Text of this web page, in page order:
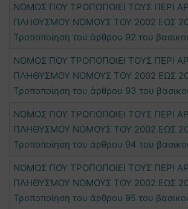
ΝΟΜΟΣ ΠΟΥ ΤΡΟΠΟΠΟΙΕΙ ΤΟΥΣ ΠΕΡΙ
ΠΛΗΘΥΣΜΟΥ ΝΟΜΟΥΣ ΤΟΥ 2002 ΕΩΣ
Τροποποίηση του άρθρου 92 του
ΝΟΜΟΣ ΠΟΥ ΤΡΟΠΟΠΟΙΕΙ ΤΟΥΣ ΠΕΡΙ
ΠΛΗΘΥΣΜΟΥ ΝΟΜΟΥΣ ΤΟΥ 2002 ΕΩΣ
Τροποποίηση του άρθρου 93 του
ΝΟΜΟΣ ΠΟΥ ΤΡΟΠΟΠΟΙΕΙ ΤΟΥΣ ΠΕΡΙ
ΠΛΗΘΥΣΜΟΥ ΝΟΜΟΥΣ ΤΟΥ 2002 ΕΩΣ
Τροποποίηση του άρθρου 94 του
ΝΟΜΟΣ ΠΟΥ ΤΡΟΠΟΠΟΙΕΙ ΤΟΥΣ ΠΕΡΙ
ΠΛΗΘΥΣΜΟΥ ΝΟΜΟΥΣ ΤΟΥ 2002 ΕΩΣ
Τροποποίηση του άρθρου 95 του